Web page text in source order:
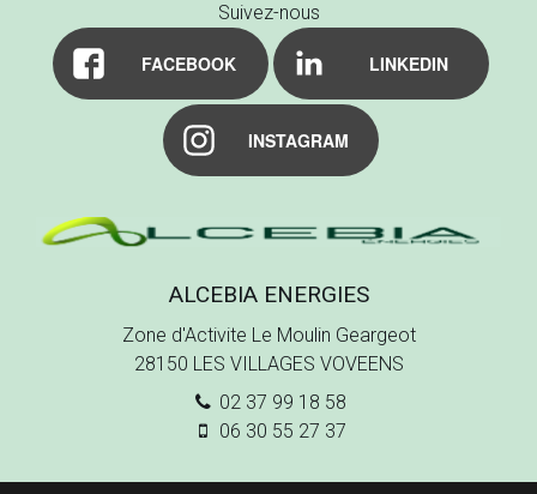
Suivez-nous
FACEBOOK LINKEDIN
INSTAGRAM
ALCEBIA ENERGIES
Zone d'Activite Le Moulin Geargeot
28150 LES VILLAGES VOVEENS
02 37 99 18 58
06 30 55 27 37